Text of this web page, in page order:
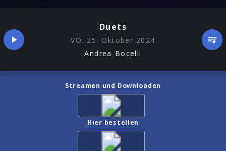
Duets
VÖ: 25. Oktober 2024
Andrea Bocelli
Streamen und Downloaden
Hier bestellen